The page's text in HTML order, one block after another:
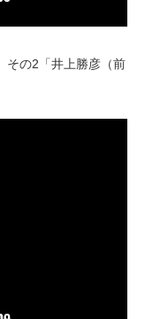
の2「井上勝彦（前